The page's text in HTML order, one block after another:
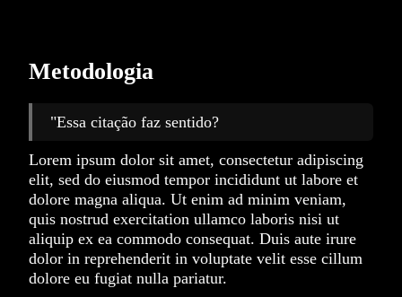
Metodologia
"Essa citação faz sentido?
Lorem ipsum dolor sit amet, consectetur adipiscing
elit, sed do eiusmod tempor incididunt ut labore et
dolore magna aliqua. Ut enim ad minim veniam,
quis nostrud exercitation ullamco laboris nisi ut
aliquip ex ea commodo consequat. Duis aute irure
dolor in reprehenderit in voluptate velit esse cillum
dolore eu fugiat nulla pariatur.